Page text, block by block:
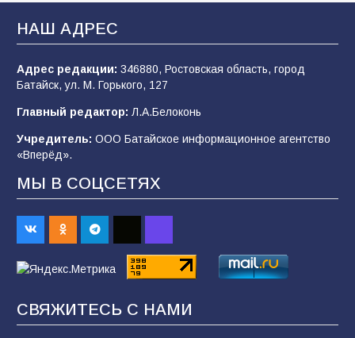
В Батайске продолжаются дорожные работы
108 04.08.2026
строительные профессии в ходе
спортивного праздника
90
Батайским спортсменам вручили награды
Евгений Остапенко
НАШ АДРЕС
Адрес редакции: 346880, Ростовская область, город
Батайск, ул. М. Горького, 127
Главный редактор: Л.А.Белоконь
Учредитель: ООО Батайское информационное агентство
«Вперёд».
МЫ В СОЦСЕТЯХ
СВЯЖИТЕСЬ С НАМИ